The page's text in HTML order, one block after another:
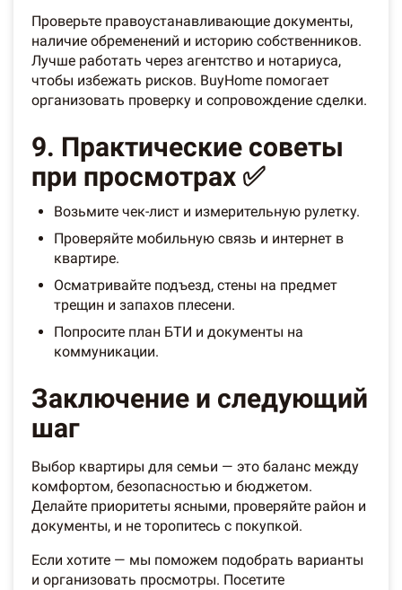
Проверьте правоустанавливающие документы,
наличие обременений и историю собственников.
Лучше работать через агентство и нотариуса,
чтобы избежать рисков. BuyHome помогает
организовать проверку и сопровождение сделки.
9. Практические советы
при просмотрах ✅
Возьмите чек-лист и измерительную рулетку.
Проверяйте мобильную связь и интернет в
квартире.
Осматривайте подъезд, стены на предмет
трещин и запахов плесени.
Попросите план БТИ и документы на
коммуникации.
Заключение и следующий
шаг
Выбор квартиры для семьи — это баланс между
комфортом, безопасностью и бюджетом.
Делайте приоритеты ясными, проверяйте район и
документы, и не торопитесь с покупкой.
Если хотите — мы поможем подобрать варианты
и организовать просмотры. Посетите